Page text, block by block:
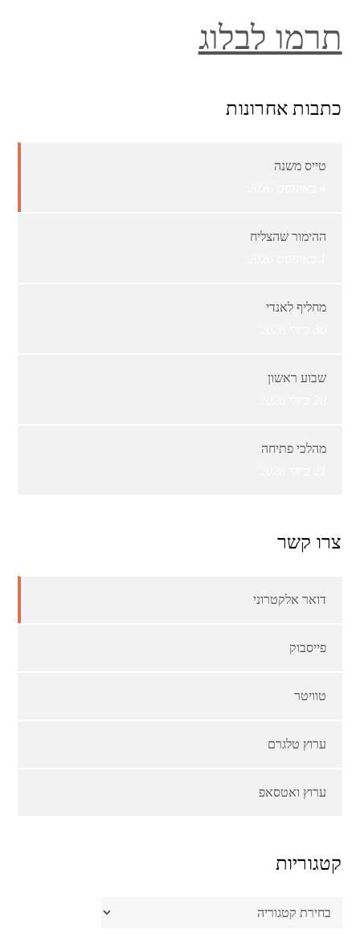
תרמו לבלוג
כתבות אחרונות
טייס משנה
ההימור שהצליח
מחליף לאנדי
שבוע ראשון
מהלכי פתיחה
צרו קשר
דואר אלקטרוני
פייסבוק
טוויטר
ערוץ טלגרם
ערוץ ואטסאפ
קטגוריות
קטגוריות